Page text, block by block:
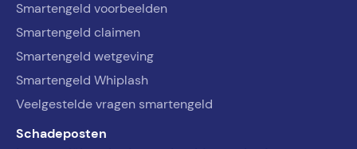
Smartengeld voorbeelden
Smartengeld claimen
Smartengeld wetgeving
Smartengeld Whiplash
Veelgestelde vragen smartengeld
Schadeposten